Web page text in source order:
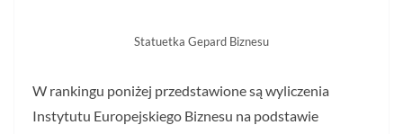
Statuetka Gepard Biznesu
W rankingu poniżej przedstawione są wyliczenia
Instytutu Europejskiego Biznesu na podstawie